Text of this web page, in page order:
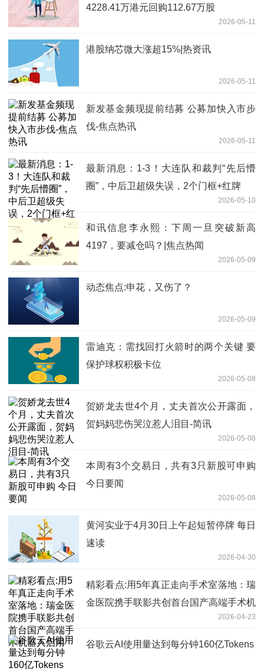
4228.41万港元回购112.67万股
2026-05-11
港股纳芯微大涨超15%|热资讯
2026-05-11
新发基金频现提前结募 公募加快入市步
伐-焦点热讯
2026-05-11
最新消息：1-3！大连队和裁判“先后懵
圈”，中后卫超级失误，2个门框+红牌
2026-05-10
和讯信息李永熙：下周一旦突破新高
4197，要减仓吗？|焦点热闻
2026-05-09
动态焦点:申花，又伤了？
2026-05-09
雷迪克：需找回打火箭时的两个关键 要
保护球权积极卡位
2026-05-08
贺娇龙去世4个月，丈夫首次公开露面，
贺妈妈悲伤哭泣惹人泪目-简讯
2026-05-08
本周有3个交易日，共有3只新股可申购
今日要闻
2026-05-08
黄河实业于4月30日上午起短暂停牌 每日
速读
2026-04-30
精彩看点:用5年真正走向手术室落地：瑞
金医院携手联影共创首台国产高端手术机
2026-04-23
谷歌云AI使用量达到每分钟160亿Tokens